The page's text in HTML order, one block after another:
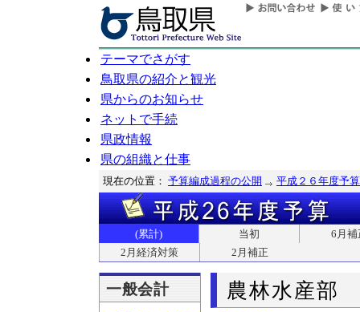
テーマでさがす
鳥取県の紹介と観光
県からのお知らせ
ネットで手続
県政情報
県の組織と仕事
現在の位置： 予算編成過程の公開 平成２６年度予算
(累計) 当初
6月補
2月経済対策
2月補正
一般会計 農林水産部